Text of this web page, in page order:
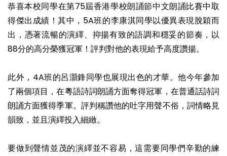
恭喜本校同學在第75屆香港學校朗誦節中文朗誦比賽中取
得傑出成績！其中，5A班的李康淇同學以優異表現脫穎而
出，憑著流暢的演繹、抑揚有致的語調和穩妥的節奏，以
88分的高分榮獲冠軍！評判對他的表現給予高度讚揚。
此外，4A班的呂灝鋒同學也展現出色的才華。他今年參加
了兩個項目，在粵語詩詞朗誦方面奪得冠軍，在普通話詩詞
朗誦方面獲得季軍。評判稱讚他的吐字用聲不俗，詞情略見
韻致，並且演繹投入細緻。
要做到聲情並茂的演繹並不容易，這需要同學們辛勤的練